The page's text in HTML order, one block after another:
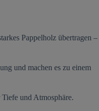
Pappelholz übertragen –
und machen es zu einem
und Atmosphäre.